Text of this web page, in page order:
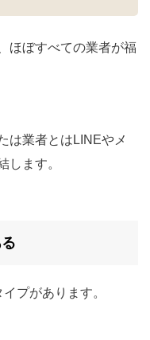
ほぼすべての業者が福
は業者とはLINEやメ
します。
プがあります。